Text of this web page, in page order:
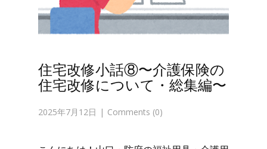
住宅改修小話⑧〜介護保険の
住宅改修について・総集編〜
2025年7月12日 Comments (0)